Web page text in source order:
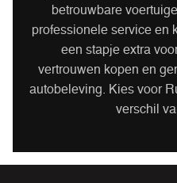
betrouwbare
professionele service en
een stapje extra
vertrouwen kopen en
autobeleving. Kies voor
verschil